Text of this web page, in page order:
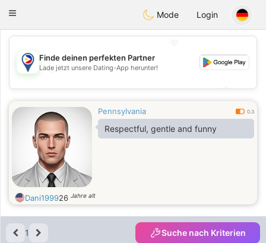
Philippines Chat
Toggle
Mode Login
💖
💕
Finde deinen perfekten Partner
Lade jetzt unsere Dating-App herunter!
Pennsylvania 0.3
Respectful, gentle and funny
Dani199926 Jahre alt
1 Suche nach Kriterien